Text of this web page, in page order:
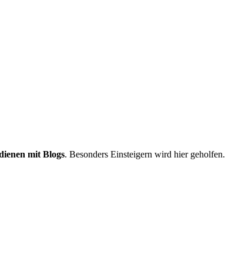
mit Blogs. Besonders Einsteigern wird hier geholfen.